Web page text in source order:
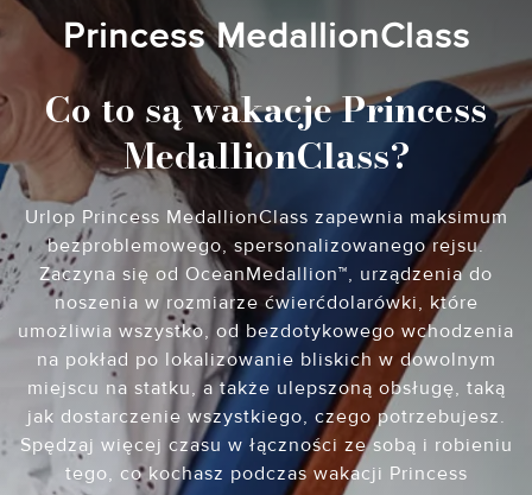
Princess MedallionClass
Co to są wakacje Princess
MedallionClass?
Urlop Princess MedallionClass zapewnia maksimum
bezproblemowego, spersonalizowanego rejsu.
Zaczyna się od OceanMedallion™, urządzenia do
noszenia w rozmiarze ćwierćdolarówki, które
umożliwia wszystko, od bezdotykowego wchodzenia
na pokład po lokalizowanie bliskich w dowolnym
miejscu na statku, a także ulepszoną obsługę, taką
jak dostarczenie wszystkiego, czego potrzebujesz.
Spędzaj więcej czasu w łączności ze sobą i robieniu
tego, co kochasz podczas wakacji Princess